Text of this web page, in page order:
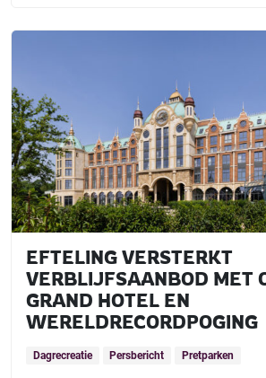
EFTELING VERSTERKT
VERBLIJFSAANBOD MET
GRAND HOTEL EN
WERELDRECORDPOGING
Dagrecreatie Persbericht Pretparken